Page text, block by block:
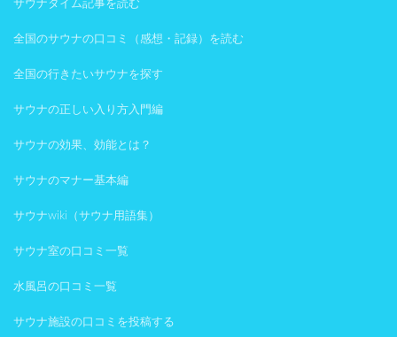
サウナタイム記事を読む
全国のサウナの口コミ（感想・記録）を読む
全国の行きたいサウナを探す
サウナの正しい入り方入門編
サウナの効果、効能とは？
サウナのマナー基本編
サウナwiki（サウナ用語集）
サウナ室の口コミ一覧
水風呂の口コミ一覧
サウナ施設の口コミを投稿する